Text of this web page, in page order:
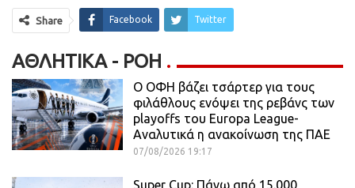
Share Facebook Twitter
ΑΘΛΗΤΙΚΆ - ΡΟΗ
Ο ΟΦΗ βάζει τσάρτερ για τους
φιλάθλους ενόψει της ρεβάνς των
playoffs του Europa League-
Αναλυτικά η ανακοίνωση της ΠΑΕ
07/08/2026 19:17
Super Cup: Πάνω από 15.000